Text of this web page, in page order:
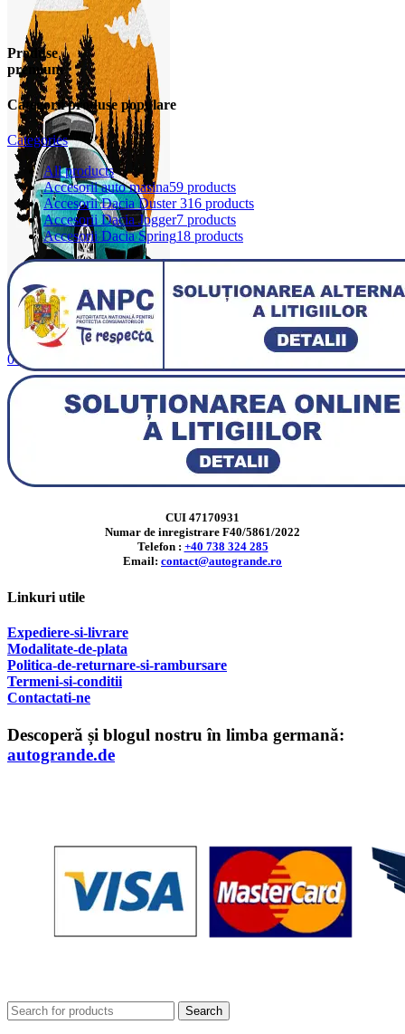
0items
Produse
premium
Categorii produse populare
Categories
Allproducts
Accesorii auto masina59 products
Accesorii Dacia Duster 316 products
Accesorii Dacia Jogger7 products
Accesorii Dacia Spring18 products
CUI 47170931
Numar de inregistrare F40/5861/2022
Telefon : +40 738 324 285
Email: contact@autogrande.ro
Linkuri utile
Expediere-si-livrare
Modalitate-de-plata
Politica-de-returnare-si-rambursare
Termeni-si-conditii
Contactati-ne
Descoperă și blogul nostru în limba germană:
autogrande.de
Search